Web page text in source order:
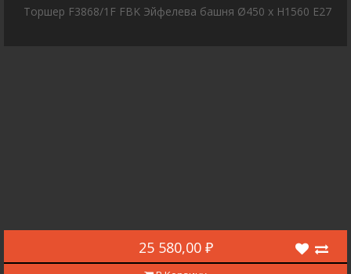
Торшер F3868/1F FBK Эйфелева башня Ø450 x H1560 E27
25 580,00 ₽